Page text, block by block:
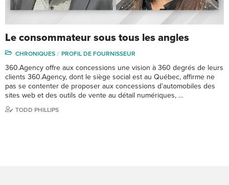
Le consommateur sous tous les angles
CHRONIQUES PROFIL DE FOURNISSEUR
360.Agency offre aux concessions une vision à 360 degrés de leurs
clients 360.Agency, dont le siège social est au Québec, affirme ne
pas se contenter de proposer aux concessions d’automobiles des
sites web et des outils de vente au détail numériques, …
TODD PHILLIPS